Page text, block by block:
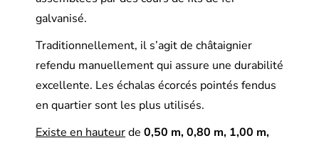
galvanisé.
Traditionnellement, il s’agit de châtaignier
refendu manuellement qui assure une durabilité
excellente. Les échalas écorcés pointés fendus
en quartier sont les plus utilisés.
Existe en hauteurde 0,50 m, 0,80 m, 1,00 m,